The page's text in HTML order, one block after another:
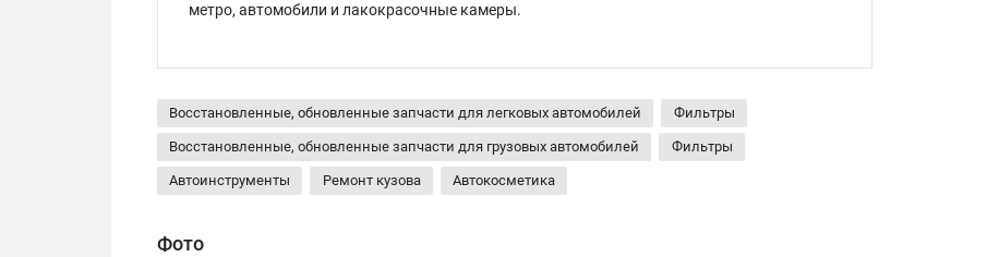
метро, автомобили и лакокрасочные камеры.
Восстановленные, обновленные запчасти для легковых автомобилей Фильтры
Восстановленные, обновленные запчасти для грузовых автомобилей Фильтры
Автоинструменты Ремонт кузова Автокосметика
Фото